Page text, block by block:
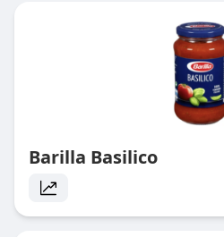
Barilla Basilico